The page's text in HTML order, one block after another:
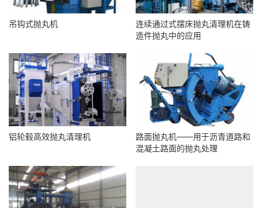
吊钩式抛丸机
连续通过式摆床抛丸清理机在铸
造件抛丸中的应用
铝轮毂高效抛丸清理机
路面抛丸机——用于沥青道路和
混凝土路面的抛丸处理